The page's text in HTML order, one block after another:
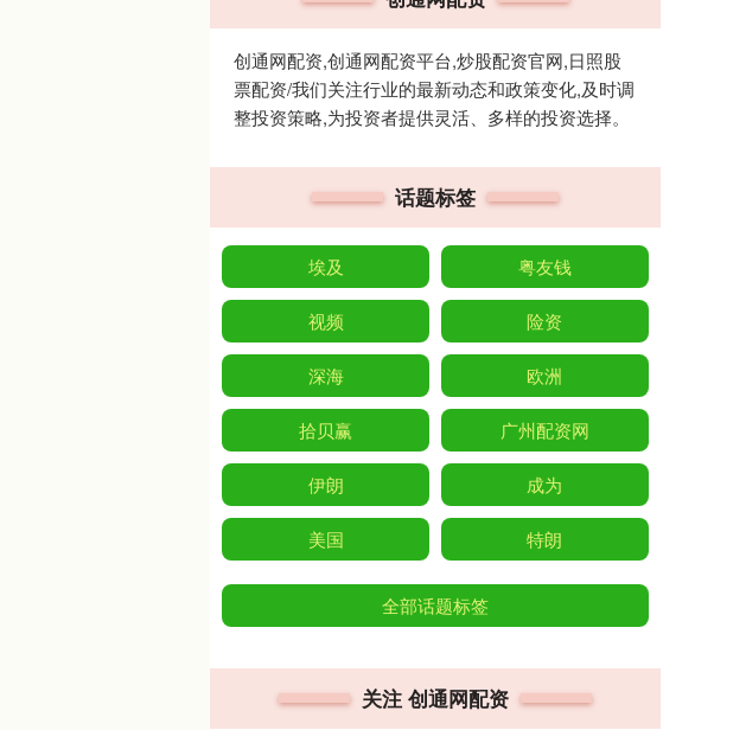
创通网配资,创通网配资平台,炒股配资官网,日照股
票配资/我们关注行业的最新动态和政策变化,及时调
整投资策略,为投资者提供灵活、多样的投资选择。
话题标签
埃及 粤友钱
视频 险资
深海 欧洲
拾贝赢 广州配资网
伊朗 成为
美国 特朗
全部话题标签
关注 创通网配资